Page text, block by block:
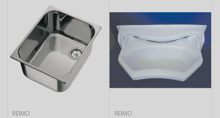
REIMO REIMO